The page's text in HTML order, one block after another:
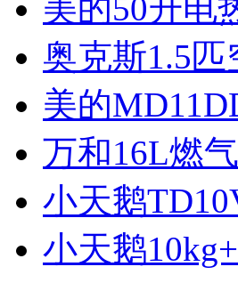
美的50升电
奥克斯1.5匹
美的
万和16L燃
小天鹅
小天鹅